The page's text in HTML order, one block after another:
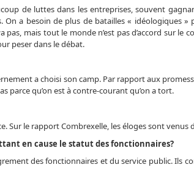
de luttes dans les entreprises, souvent
a besoin de plus de batailles « idéologiques »
mais tout le monde n’est pas d’accord sur le
peser dans le débat.
a choisi son camp. Par rapport aux
parce qu’on est à contre-courant qu’on a tort.
Sur le rapport Combrexelle, les éloges sont venus
en cause le statut des fonctionnaires?
des fonctionnaires et du service public. Ils